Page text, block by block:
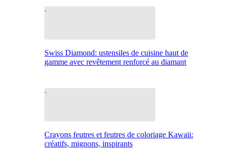
Swiss Diamond: ustensiles de cuisine haut de
gamme avec revêtement renforcé au diamant
Crayons feutres et feutres de coloriage Kawaii:
créatifs, mignons, inspirants